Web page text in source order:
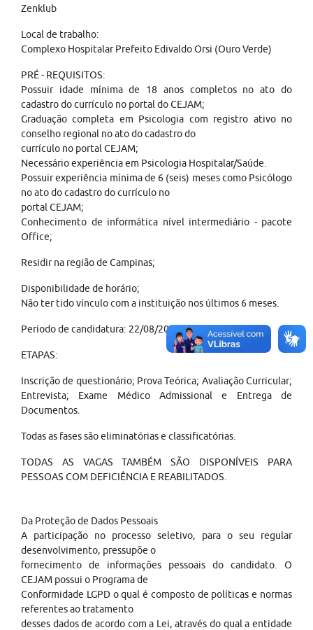
Zenklub
Local de trabalho:
Complexo Hospitalar Prefeito Edivaldo Orsi (Ouro Verde)
PRÉ - REQUISITOS:
Possuir idade mínima de 18 anos completos no ato do
cadastro do currículo no portal do CEJAM;
Graduação completa em Psicologia com registro ativo no
conselho regional no ato do cadastro do
currículo no portal CEJAM;
Necessário experiência em Psicologia Hospitalar/Saúde.
Possuir experiência mínima de 6 (seis) meses como Psicólogo
no ato do cadastro do currículo no
portal CEJAM;
Conhecimento de informática nível intermediário - pacote
Office;
Residir na região de Campinas;
Disponibilidade de horário;
Não ter tido vínculo com a instituição nos últimos 6 meses.
Período de candidatura: 22/08/2024 à 22/09/2024
ETAPAS:
Inscrição de questionário; Prova Teórica; Avaliação Curricular;
Entrevista; Exame Médico Admissional e Entrega de
Documentos.
Todas as fases são eliminatórias e classificatórias.
TODAS AS VAGAS TAMBÉM SÃO DISPONÍVEIS PARA
PESSOAS COM DEFICIÊNCIA E REABILITADOS.
Da Proteção de Dados Pessoais
A participação no processo seletivo, para o seu regular
desenvolvimento, pressupõe o
fornecimento de informações pessoais do candidato. O
CEJAM possui o Programa de
Conformidade LGPD o qual é composto de políticas e normas
referentes ao tratamento
desses dados de acordo com a Lei, através do qual a entidade